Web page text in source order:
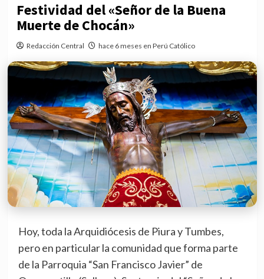
Festividad del «Señor de la Buena
Muerte de Chocán»
Redacción Central hace 6 meses en Perú Católico
Hoy, toda la Arquidiócesis de Piura y Tumbes,
pero en particular la comunidad que forma parte
de la Parroquia “San Francisco Javier” de